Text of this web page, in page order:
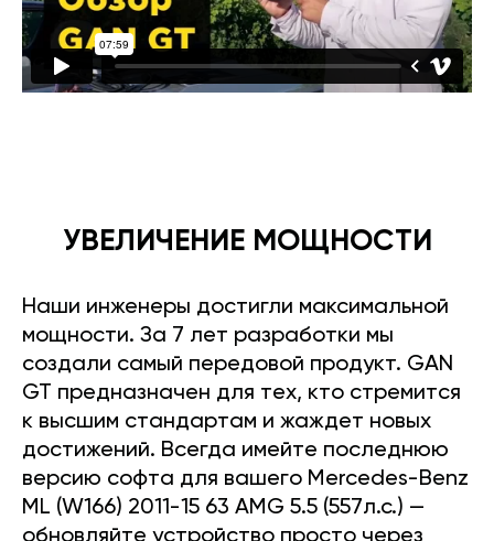
УВЕЛИЧЕНИЕ МОЩНОСТИ
Наши инженеры достигли максимальной
мощности. За 7 лет разработки мы
создали самый передовой продукт. GAN
GT предназначен для тех, кто стремится
к высшим стандартам и жаждет новых
достижений. Всегда имейте последнюю
версию софта для вашего Mercedes-Benz
ML (W166) 2011-15 63 AMG 5.5 (557л.с.) —